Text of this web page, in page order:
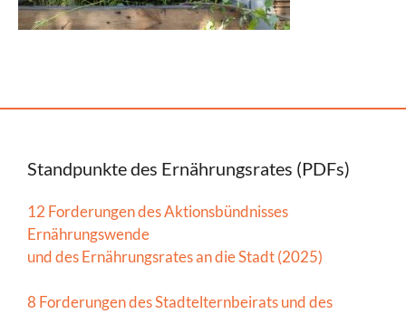
Standpunkte des Ernährungsrates (PDFs)
12 Forderungen des Aktionsbündnisses
Ernährungswende
und des Ernährungsrates an die Stadt (2025)
8 Forderungen des Stadtelternbeirats und des